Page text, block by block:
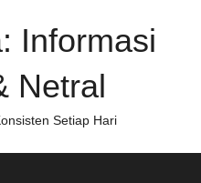
Informasi
Netral
Setiap Hari